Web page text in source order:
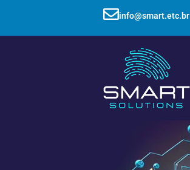
info@smart.etc.br